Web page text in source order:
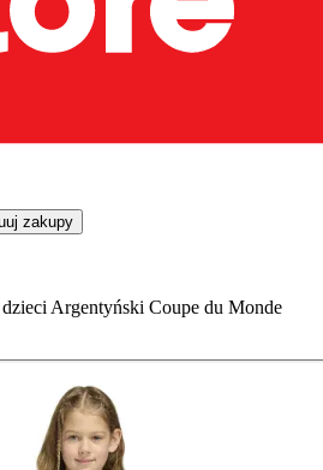
zakupy
Argentyński Coupe du Monde